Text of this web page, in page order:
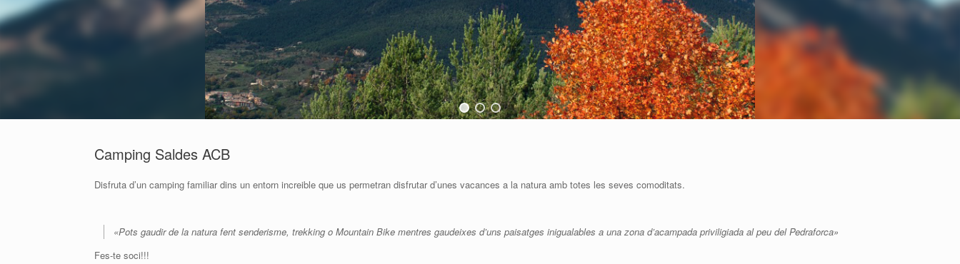
Camping Saldes ACB
Disfruta d’un camping familiar dins un entorn increible que us permetran disfrutar d’unes vacances a la natura amb totes les seves comoditats.
«Pots gaudir de la natura fent senderisme, trekking o Mountain Bike mentres gaudeixes d’uns paisatges inigualables a una zona d’acampada priviligiada al peu del Pedraforca»
Fes-te soci!!!